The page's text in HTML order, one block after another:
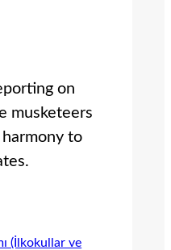
on
musketeers
to
(İlkokullar ve